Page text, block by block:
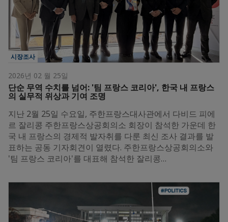
시장조사
2026년 02 월 25일
단순 무역 수치를 넘어: '팀 프랑스 코리아', 한국 내 프랑스
의 실무적 위상과 기여 조명
지난 2월 25일 수요일, 주한프랑스대사관에서 다비드 피에
르 잘리콩 주한프랑스상공회의소 회장이 참석한 가운데 한
국 내 프랑스의 경제적 발자취를 다룬 최신 조사 결과를 발
표하는 공동 기자회견이 열렸다. 주한프랑스상공회의소와
'팀 프랑스 코리아'를 대표해 참석한 잘리콩…